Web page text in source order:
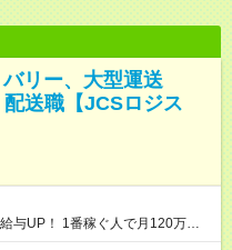
リー、大型運送
送職【JCSロジス
与UP！ 1番稼ぐ人で月120万ほ